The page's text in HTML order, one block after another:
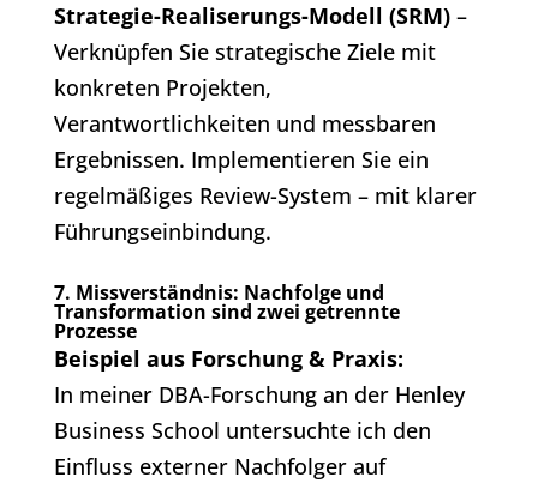
Strategie-Realiserungs-Modell (SRM)–
Verknüpfen Sie strategische Ziele mit
konkreten Projekten,
Verantwortlichkeiten und messbaren
Ergebnissen. Implementieren Sie ein
regelmäßiges Review-System – mit klarer
Führungseinbindung.
7. Missverständnis: Nachfolge und
Transformation sind zwei getrennte
Prozesse
Beispiel aus Forschung & Praxis:
In meiner DBA-Forschung an der Henley
Business School untersuchte ich den
Einfluss externer Nachfolger auf